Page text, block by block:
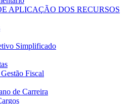
APLICAÇÃO DOS RECURSOS
Simplificado
Fiscal
de Carreira